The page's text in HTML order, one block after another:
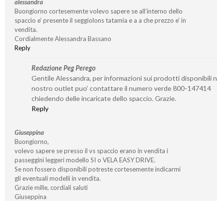
alessandra
Buongiorno cortesemente volevo sapere se all’interno dello
spaccio e’ presente il seggiolons tatamia e a a che prezzo e’ in
vendita.
Cordialmente Alessandra Bassano
Reply
Redazione Peg Perego
Gentile Alessandra, per informazioni sui prodotti disponibili
nostro outlet puo’ contattare il numero verde 800-147414
chiedendo delle incaricate dello spaccio. Grazie.
Reply
Giuseppina
Buongiorno,
volevo sapere se presso il vs spaccio erano in vendita i
passeggini leggeri modello SI o VELA EASY DRIVE.
Se non fossero disponibili potreste cortesemente indicarmi
gli eventuali modelli in vendita.
Grazie mille, cordiali saluti
Giuseppina